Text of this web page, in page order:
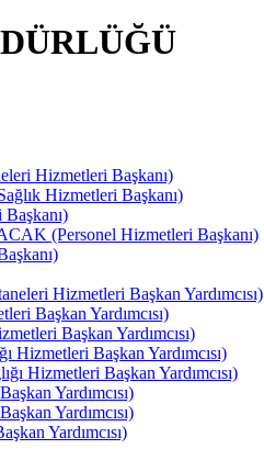
Hizmetleri Başkanı)
Hizmetleri Başkanı)
(Personel Hizmetleri Başkanı)
Hizmetleri Başkan Yardımcısı)
Başkan Yardımcısı)
Başkan Yardımcısı)
Başkan Yardımcısı)
Hizmetleri Başkan Yardımcısı)
Yardımcısı)
Yardımcısı)
Yardımcısı)